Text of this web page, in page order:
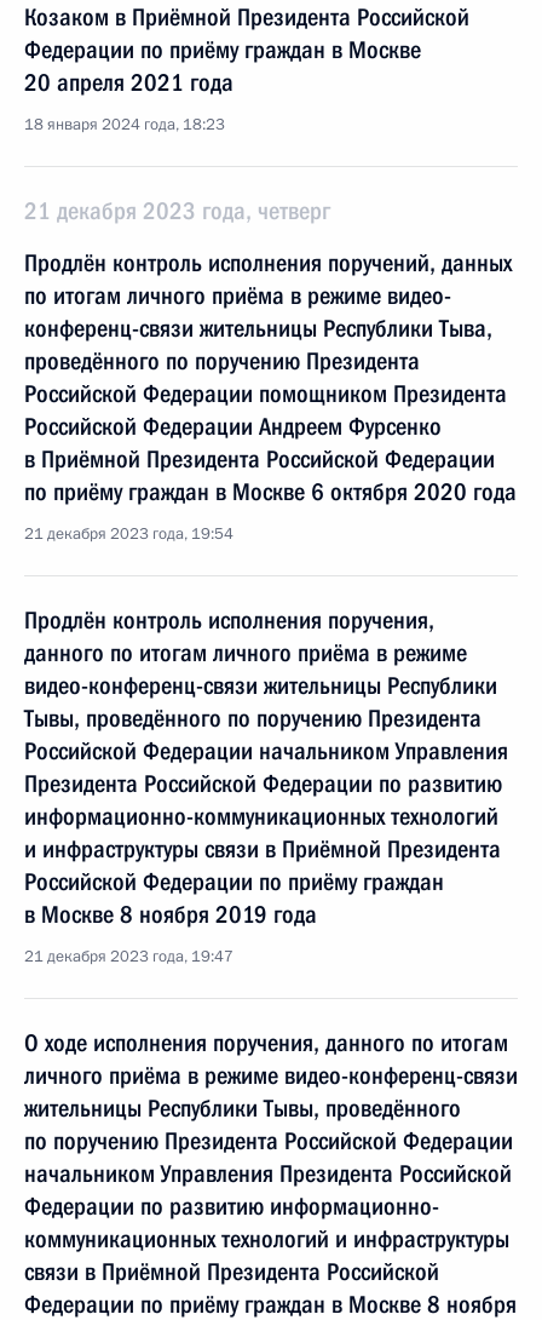
Козаком в Приёмной Президента Российской
Федерации по приёму граждан в Москве
20 апреля 2021 года
18 января 2024 года, 18:23
21 декабря 2023 года, четверг
Продлён контроль исполнения поручений, данных
по итогам личного приёма в режиме видео-
конференц-связи жительницы Республики Тыва,
проведённого по поручению Президента
Российской Федерации помощником Президента
Российской Федерации Андреем Фурсенко
в Приёмной Президента Российской Федерации
по приёму граждан в Москве 6 октября 2020 года
21 декабря 2023 года, 19:54
Продлён контроль исполнения поручения,
данного по итогам личного приёма в режиме
видео-конференц-связи жительницы Республики
Тывы, проведённого по поручению Президента
Российской Федерации начальником Управления
Президента Российской Федерации по развитию
информационно-коммуникационных технологий
и инфраструктуры связи в Приёмной Президента
Российской Федерации по приёму граждан
в Москве 8 ноября 2019 года
21 декабря 2023 года, 19:47
О ходе исполнения поручения, данного по итогам
личного приёма в режиме видео-конференц-связи
жительницы Республики Тывы, проведённого
по поручению Президента Российской Федерации
начальником Управления Президента Российской
Федерации по развитию информационно-
коммуникационных технологий и инфраструктуры
связи в Приёмной Президента Российской
Федерации по приёму граждан в Москве 8 ноября